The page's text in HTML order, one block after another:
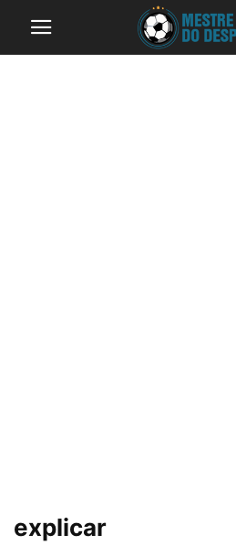
explicar